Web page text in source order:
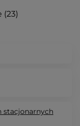
23
stacjonarnych